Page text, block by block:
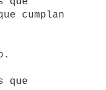
cumplan